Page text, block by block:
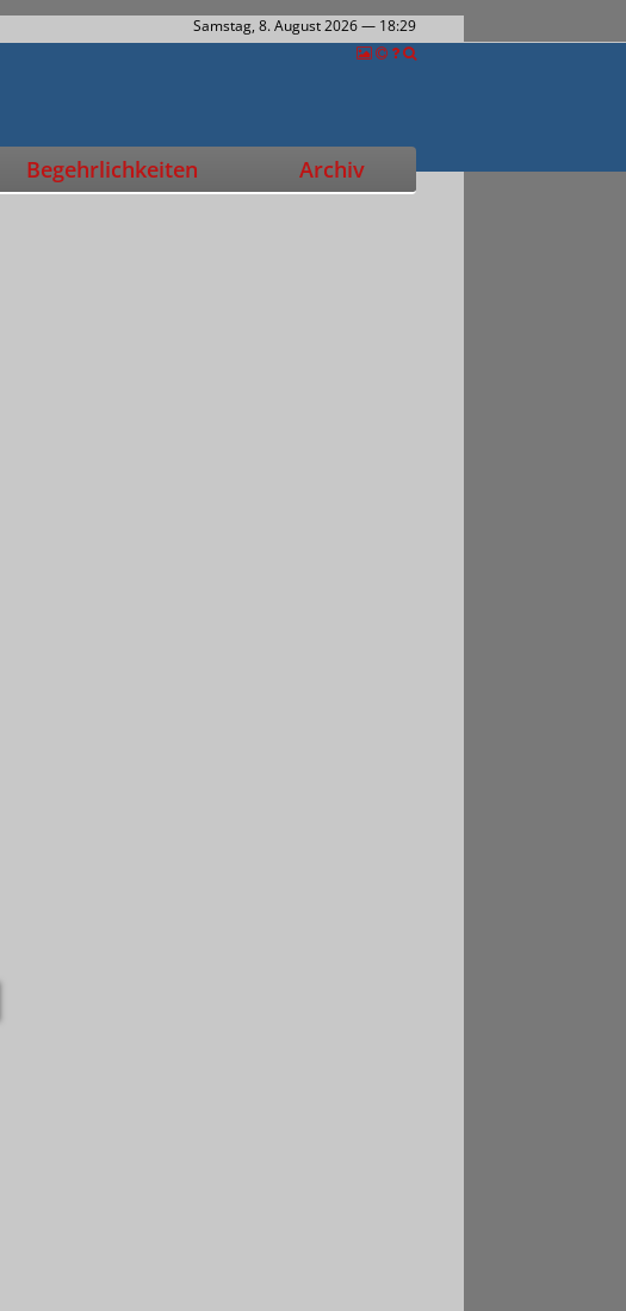
Samstag, 8. August 2026— 18:29
Begehrlichkeiten Archiv